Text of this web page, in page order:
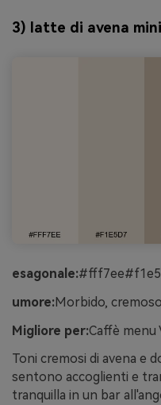
3) latte di avena
esagonale:
umore:Morbido, cremoso
Migliore per:Caffè menu
Toni cremosi di avena e
sentono accoglienti e
tranquilla in un bar